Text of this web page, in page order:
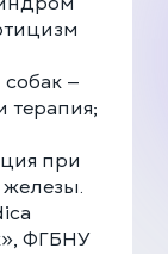
—
терапия;
при
ФГБНУ